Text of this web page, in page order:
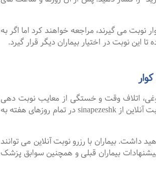
کوار نوبت می گیرند، مراجعه خواهند کرد اما اگر به
این نوبت در اختیار بیماران دیگر قرار گیرد.
اتلاف وقت و خستگی از معایب نوبت دهی
سنتی بوده که پیشرفت علم و تکنولوژی و نوبت دهی اینترنتی این مشکل را برطرف کرده است. امکان رزرو نوبت آنلاین از sinapezeshk در تمام روزهای هفته به
داشت. بیماران با رزرو نوبت آنلاین می توانند
بیماران قبلی و همچنین سوابق پزشک